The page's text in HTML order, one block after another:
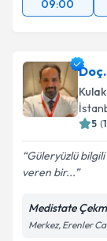
09:00
5 (1
Güleryüzlü
veren bir...
Medistate
Merkez, Erenler